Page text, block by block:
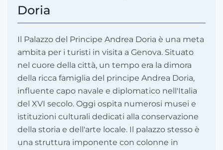
Doria
Il Palazzo del Principe Andrea Doria è una meta
ambita per i turisti in visita a Genova. Situato
nel cuore della città, un tempo era la dimora
della ricca famiglia del principe Andrea Doria,
influente capo navale e diplomatico nell'Italia
del XVI secolo. Oggi ospita numerosi musei e
istituzioni culturali dedicati alla conservazione
della storia e dell'arte locale. Il palazzo stesso è
una struttura imponente con colonne in